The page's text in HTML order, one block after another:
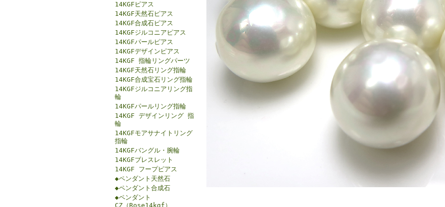
14KGFピアス
14KGF天然石ピアス
14KGF合成石ピアス
14KGFジルコニアピアス
14KGFパールピアス
14KGFデザインピアス
14KGF 指輪リングパーツ
14KGF天然石リング指輪
14KGF合成宝石リング指輪
14KGFジルコニアリング指
輪
14KGFパールリング指輪
14KGF デザインリング 指
輪
14KGFモアサナイトリング
指輪
14KGFバングル・腕輪
14KGFブレスレット
14KGF フープピアス
◆ペンダント天然石
◆ペンダント合成石
◆ペンダント
CZ（Rose14kgf）